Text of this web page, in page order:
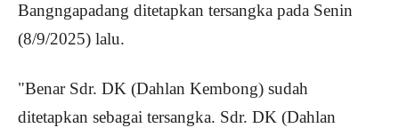
Bangngapadang ditetapkan tersangka pada Senin
(8/9/2025) lalu.
"Benar Sdr. DK (Dahlan Kembong) sudah
ditetapkan sebagai tersangka. Sdr. DK (Dahlan